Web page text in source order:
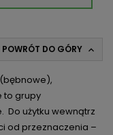
POWRÓT DO GÓRY 
to grupy
Do użytku wewnątrz
od przeznaczenia –